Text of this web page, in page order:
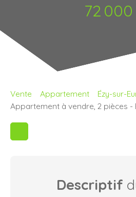
72 000
Vente Appartement
Ézy-sur-
Appartement à vendre, 2 pièces -
Descriptif